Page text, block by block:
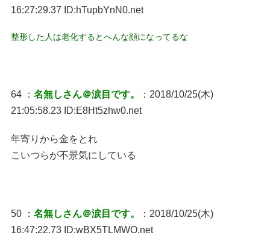
16:27:29.37 ID:hTupbYnN0.net
整形した人は老化するとへんな顔になってるな
64 ： 名無しさん＠涙目です。
：2018/10/25(木)
21:05:58.23 ID:E8Ht5zhw0.net
年寄りから金をとれ
こいつらが不景気にしている
50 ： 名無しさん＠涙目です。
：2018/10/25(木)
16:47:22.73 ID:wBX5TLMWO.net